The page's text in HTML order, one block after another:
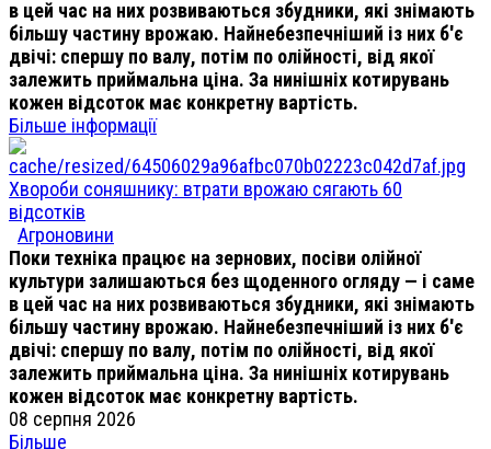
в цей час на них розвиваються збудники, які знімають
більшу частину врожаю. Найнебезпечніший із них б'є
двічі: спершу по валу, потім по олійності, від якої
залежить приймальна ціна. За нинішніх котирувань
кожен відсоток має конкретну вартість.
Більше інформації
Хвороби соняшнику: втрати врожаю сягають 60
відсотків
Агроновини
Поки техніка працює на зернових, посіви олійної
культури залишаються без щоденного огляду — і саме
в цей час на них розвиваються збудники, які знімають
більшу частину врожаю. Найнебезпечніший із них б'є
двічі: спершу по валу, потім по олійності, від якої
залежить приймальна ціна. За нинішніх котирувань
кожен відсоток має конкретну вартість.
08 серпня 2026
Більше